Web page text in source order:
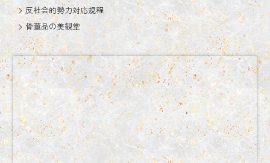
反社会的勢力対応規程
骨董品の美観堂